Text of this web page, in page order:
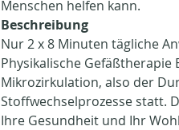
Menschen helfen kann.
Beschreibung
Nur 2 x 8 Minuten tägliche
Physikalische
Mikrozirkulation, also der
Stoffwechselprozesse statt.
Ihre Gesundheit und Ihr